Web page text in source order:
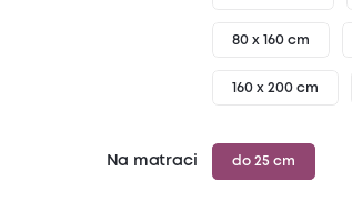
80 x 160 cm
160 x 200 cm
Na matraci do 25 cm